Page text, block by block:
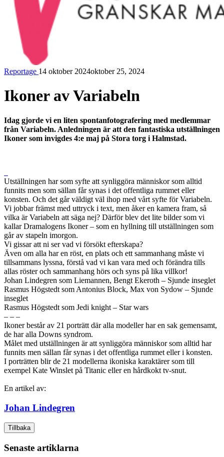
Reportage 14 oktober 2024oktober 25, 2024
Ikoner av Variabeln
Idag gjorde vi en liten spontanfotografering med medlemmar
från Variabeln. Anledningen är att den fantastiska utställningen
Ikoner som invigdes 4:e maj på Stora torg i Halmstad.
Utställningen har som syfte att synliggöra människor som alltid
funnits men som sällan får synas i det offentliga rummet eller
konsten. Och det går väldigt väl ihop med vårt syfte för Variabeln.
Vi jobbar främst med uttryck i text, men åker en kamera fram, så
vilka är Variabeln att säga nej? Därför blev det lite bilder som vi
kallar Dramalogens Ikoner – som en hyllning till utställningen som
går av stapeln imorgon.
Vi gissar att ni ser vad vi försökt efterskapa?
Även om alla har en röst, en plats och ett sammanhang måste vi
tillsammans lyssna, förstå vad vi kan vara med och förändra tills
allas röster och sammanhang hörs och syns på lika villkor!
Johan Lindegren som Liemannen, Bengt Ekeroth – Sjunde inseglet
Rasmus Högstedt som Antonius Block, Max von Sydow – Sjunde
inseglet
Rasmus Högstedt som Jedi knight – Star wars
– – –
Ikoner består av 21 porträtt där alla modeller har en sak gemensamt,
de har alla Downs syndrom.
Målet med utställningen är att synliggöra människor som alltid har
funnits men sällan får synas i det offentliga rummet eller i konsten.
I porträtten blir de 21 modellerna ikoniska karaktärer som till
exempel Kate Winslet på Titanic eller en hårdkokt tv-snut.
En artikel av:
Johan Lindegren
Tillbaka
Senaste artiklarna